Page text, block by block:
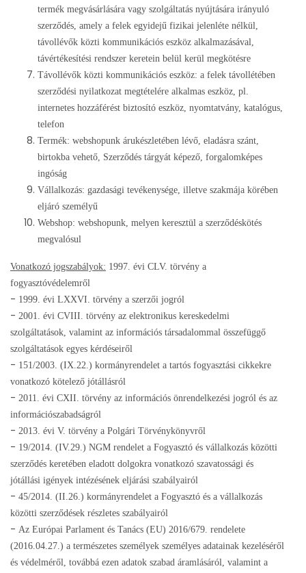
termék megvásárlására vagy szolgáltatás nyújtására irányuló
szerződés, amely a felek egyidejű fizikai jelenléte nélkül,
távollévők közti kommunikációs eszköz alkalmazásával,
távértékesítési rendszer keretein belül kerül megkötésre
Távollévők közti kommunikációs eszköz: a felek távollétében
szerződési nyilatkozat megtételére alkalmas eszköz, pl.
internetes hozzáférést biztosító eszköz, nyomtatvány, katalógus,
telefon
Termék: webshopunk árukészletében lévő, eladásra szánt,
birtokba vehető, Szerződés tárgyát képező, forgalomképes
ingóság
Vállalkozás: gazdasági tevékenysége, illetve szakmája körében
eljáró személyű
Webshop: webshopunk, melyen keresztül a szerződéskötés
megvalósul
Vonatkozó jogszabályok: 1997. évi CLV. törvény a
fogyasztóvédelemről
- 1999. évi LXXVI. törvény a szerzői jogról
- 2001. évi CVIII. törvény az elektronikus kereskedelmi
szolgáltatások, valamint az információs társadalommal összefüggő
szolgáltatások egyes kérdéseiről
- 151/2003. (IX.22.) kormányrendelet a tartós fogyasztási cikkekre
vonatkozó kötelező jótállásról
- 2011. évi CXII. törvény az információs önrendelkezési jogról és az
információszabadságról
- 2013. évi V. törvény a Polgári Törvénykönyvről
- 19/2014. (IV.29.) NGM rendelet a Fogyasztó és vállalkozás közötti
szerződés keretében eladott dolgokra vonatkozó szavatossági és
jótállási igények intézésének eljárási szabályairól
- 45/2014. (II.26.) kormányrendelet a Fogyasztó és a vállalkozás
közötti szerződések részletes szabályairól
- Az Európai Parlament és Tanács (EU) 2016/679. rendelete
(2016.04.27.) a természetes személyek személyes adatainak kezeléséről
és védelméről, továbbá ezen adatok szabad áramlásáról, valamint a